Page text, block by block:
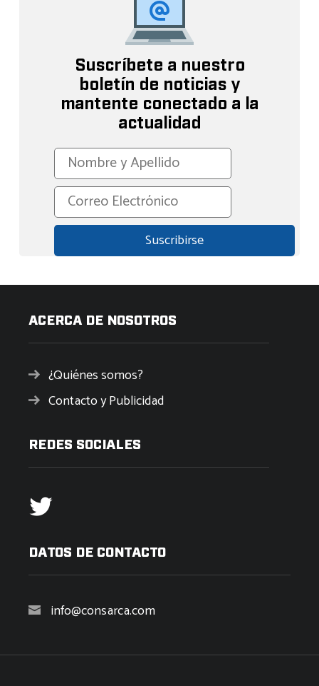
Suscríbete a nuestro
boletín de noticias y
mantente conectado a la
actualidad
ACERCA DE NOSOTROS
¿Quiénes somos?
Contacto y Publicidad
REDES SOCIALES
DATOS DE CONTACTO
info@consarca.com